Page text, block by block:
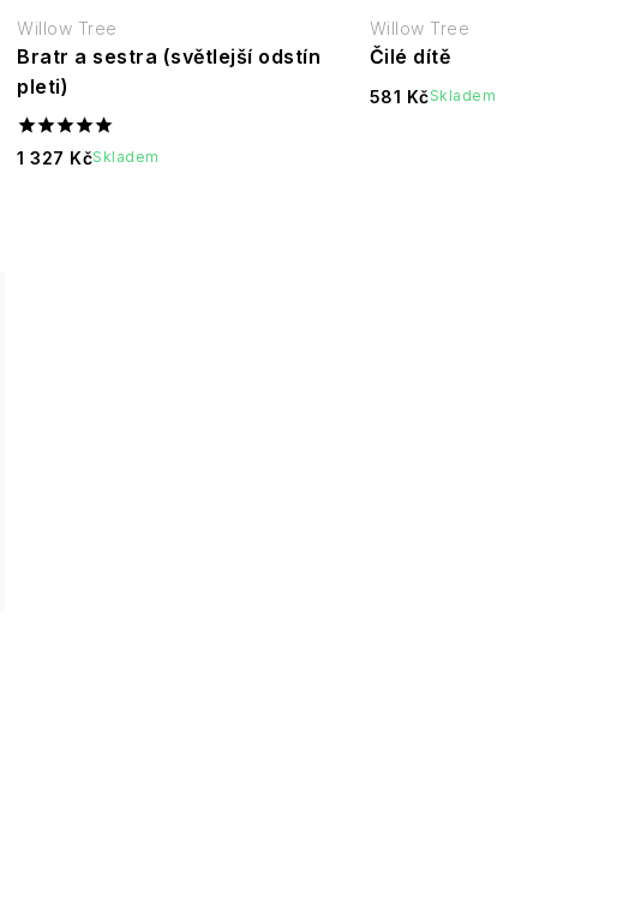
Bratr a sestra (světlejší odstín
pleti)
1 327 KčSkladem
Willow Tree
Čilé dítě
581 KčSkladem
Willow Tree